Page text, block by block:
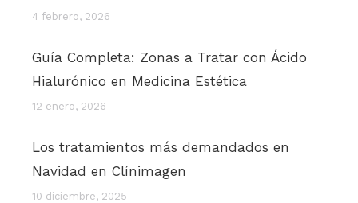
4 febrero, 2026
Guía Completa: Zonas a Tratar con Ácido
Hialurónico en Medicina Estética
12 enero, 2026
Los tratamientos más demandados en
Navidad en Clínimagen
10 diciembre, 2025